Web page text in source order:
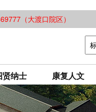
（大渡口院区）
贤纳士 康复人文